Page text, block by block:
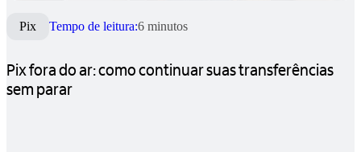
Pix Tempo de leitura:6 minutos
Pix fora do ar: como continuar suas transferências
sem parar